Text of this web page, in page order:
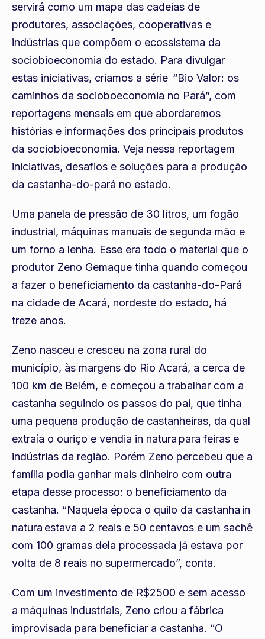
servirá como um mapa das cadeias de
produtores, associações, cooperativas e
indústrias que compõem o ecossistema da
sociobioeconomia do estado. Para divulgar
estas iniciativas, criamos a série “Bio Valor: os
caminhos da socioboeconomia no Pará”, com
reportagens mensais em que abordaremos
histórias e informações dos principais produtos
da sociobioeconomia. Veja nessa reportagem
iniciativas, desafios e soluções para a produção
da castanha-do-pará no estado.
Uma panela de pressão de 30 litros, um fogão
industrial, máquinas manuais de segunda mão e
um forno a lenha. Esse era todo o material que o
produtor Zeno Gemaque tinha quando começou
a fazer o beneficiamento da castanha-do-Pará
na cidade de Acará, nordeste do estado, há
treze anos.
Zeno nasceu e cresceu na zona rural do
município, às margens do Rio Acará, a cerca de
100 km de Belém, e começou a trabalhar com a
castanha seguindo os passos do pai, que tinha
uma pequena produção de castanheiras, da qual
extraía o ouriço e vendia in natura para feiras e
indústrias da região. Porém Zeno percebeu que a
família podia ganhar mais dinheiro com outra
etapa desse processo: o beneficiamento da
castanha. “Naquela época o quilo da castanha in
natura estava a 2 reais e 50 centavos e um sachê
com 100 gramas dela processada já estava por
volta de 8 reais no supermercado”, conta.
Com um investimento de R$2500 e sem acesso
a máquinas industriais, Zeno criou a fábrica
improvisada para beneficiar a castanha. “O